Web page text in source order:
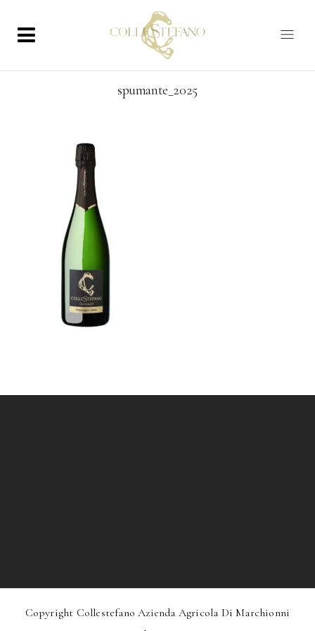
spumante_2025
Copyright Collestefano Azienda Agricola Di Marchionni